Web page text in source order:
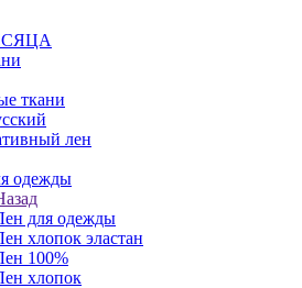
ткани
лен
одежды
для одежды
хлопок эластан
100%
хлопок